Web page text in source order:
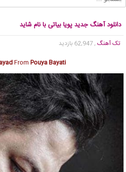
دانلود آهنگ جدید پویا بیاتی با نام شاید
تک آهنگ , 62,947 بازدید
From Pouya Bayati